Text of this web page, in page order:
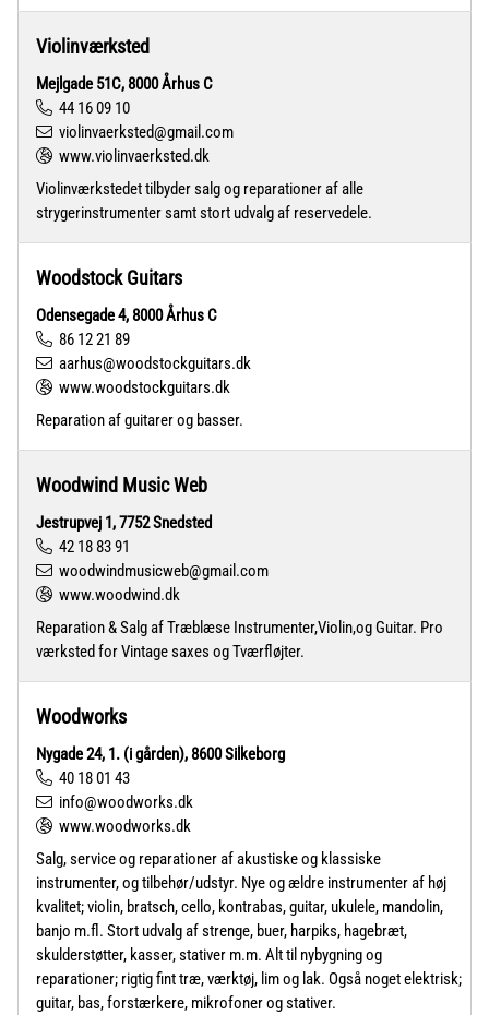
Violinværksted
Mejlgade 51C, 8000 Århus C
44 16 09 10
violinvaerksted@gmail.com
www.violinvaerksted.dk
Violinværkstedet tilbyder salg og reparationer af alle
strygerinstrumenter samt stort udvalg af reservedele.
Woodstock Guitars
Odensegade 4, 8000 Århus C
86 12 21 89
aarhus@woodstockguitars.dk
www.woodstockguitars.dk
Reparation af guitarer og basser.
Woodwind Music Web
Jestrupvej 1, 7752 Snedsted
42 18 83 91
woodwindmusicweb@gmail.com
www.woodwind.dk
Reparation & Salg af Træblæse Instrumenter,Violin,og Guitar. Pro
værksted for Vintage saxes og Tværfløjter.
Woodworks
Nygade 24, 1. (i gården), 8600 Silkeborg
40 18 01 43
info@woodworks.dk
www.woodworks.dk
Salg, service og reparationer af akustiske og klassiske
instrumenter, og tilbehør/udstyr. Nye og ældre instrumenter af høj
kvalitet; violin, bratsch, cello, kontrabas, guitar, ukulele, mandolin,
banjo m.fl. Stort udvalg af strenge, buer, harpiks, hagebræt,
skulderstøtter, kasser, stativer m.m. Alt til nybygning og
reparationer; rigtig fint træ, værktøj, lim og lak. Også noget elektrisk;
guitar, bas, forstærkere, mikrofoner og stativer.